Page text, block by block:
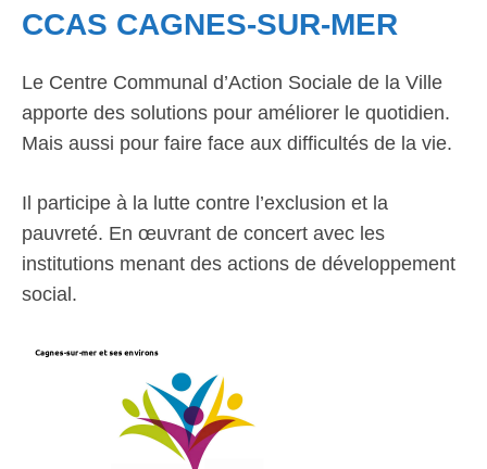
CCAS CAGNES-SUR-MER
Le Centre Communal d’Action Sociale de la Ville
apporte des solutions pour améliorer le quotidien.
Mais aussi pour faire face aux difficultés de la vie.
Il participe à la lutte contre l’exclusion et la
pauvreté. En œuvrant de concert avec les
institutions menant des actions de développement
social.